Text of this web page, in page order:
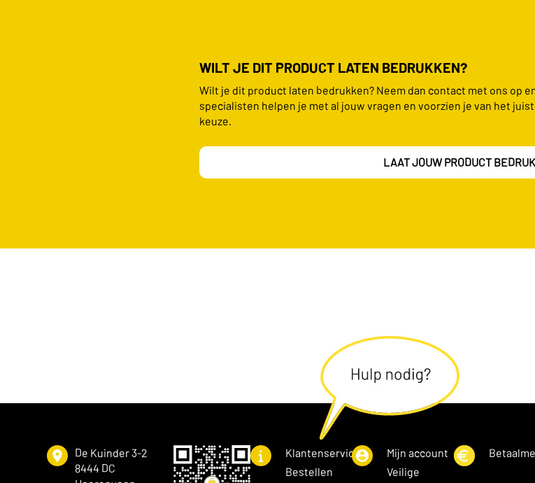
WILT JE DIT PRODUCT LATEN BEDRUKKEN?
Wilt je dit product laten bedrukken? Neem dan contact met ons op
specialisten helpen je met al jouw vragen en voorzien je van het
keuze.
LAAT JOUW PRODUCT
De Kuinder 3-2
8444 DC
Klantenservice
Bestellen
Mijn account
Veilige